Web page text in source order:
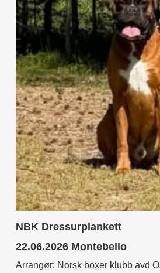
NBK Dressurplankett
22.06.2026 Montebello
Arrangør: Norsk boxer klubb avd